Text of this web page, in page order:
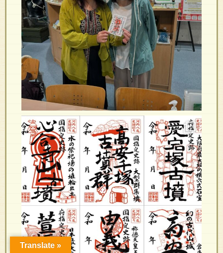
Translate »